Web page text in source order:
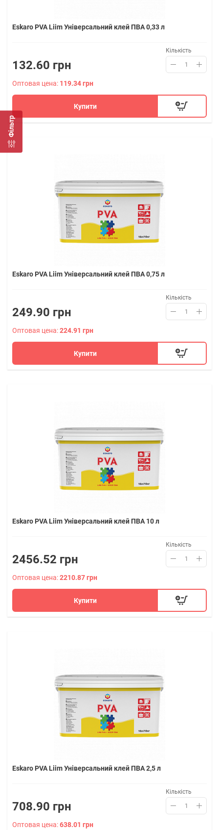
Фільтр
Eskaro PVA Liim Універсальний клей ПВА 0,33 л
132.60 грн
Кількість
Оптовая цена: 119.34 грн
Купити
Eskaro PVA Liim Універсальний клей ПВА 0,75 л
249.90 грн
Кількість
Оптовая цена:224.91 грн
Купити
Eskaro PVA Liim Універсальний клей ПВА 10 л
2456.52 грн
Кількість
Оптовая цена:2210.87 грн
Купити
Eskaro PVA Liim Універсальний клей ПВА 2,5 л
708.90 грн
Кількість
Оптовая цена:638.01 грн